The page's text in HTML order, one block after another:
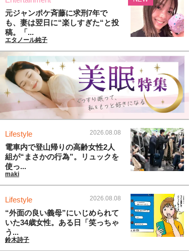
元ジャンポケ斉藤に求刑7年で
も、妻は翌日に“楽しすぎた“と投
稿。「...
エタノール純子
Lifestyle 2026.08.08
電車内で登山帰りの高齢女性2人
組が“まさかの行為”。リュックを
使っ...
maki
Lifestyle 2026.08.08
“外面の良い義母”にいじめられて
いた34歳女性。ある日「笑っちゃ
う...
鈴木詩子